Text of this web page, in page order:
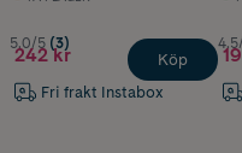
5.0/5 (3)
242 kr
Fri frakt Instabox
Köp